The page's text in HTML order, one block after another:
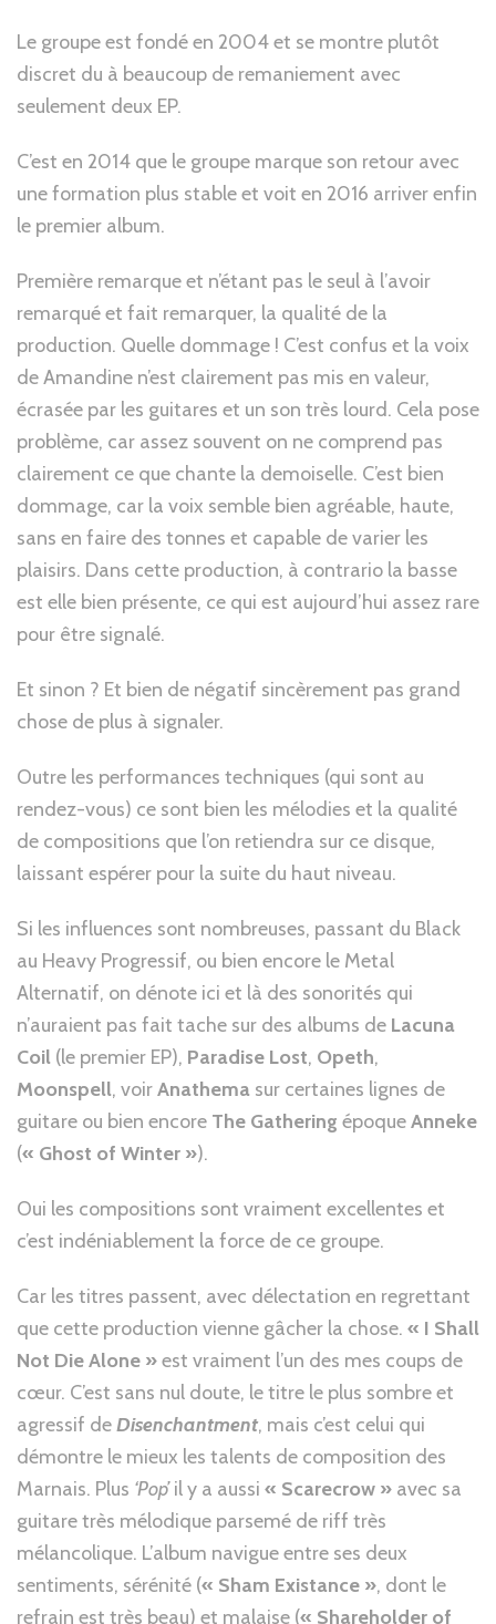
Le groupe est fondé en 2004 et se montre plutôt
discret du à beaucoup de remaniement avec
seulement deux EP.
C’est en 2014 que le groupe marque son retour avec
une formation plus stable et voit en 2016 arriver enfin
le premier album.
Première remarque et n’étant pas le seul à l’avoir
remarqué et fait remarquer, la qualité de la
production. Quelle dommage ! C’est confus et la voix
de Amandine n’est clairement pas mis en valeur,
écrasée par les guitares et un son très lourd. Cela pose
problème, car assez souvent on ne comprend pas
clairement ce que chante la demoiselle. C’est bien
dommage, car la voix semble bien agréable, haute,
sans en faire des tonnes et capable de varier les
plaisirs. Dans cette production, à contrario la basse
est elle bien présente, ce qui est aujourd’hui assez rare
pour être signalé.
Et sinon ? Et bien de négatif sincèrement pas grand
chose de plus à signaler.
Outre les performances techniques (qui sont au
rendez-vous) ce sont bien les mélodies et la qualité
de compositions que l’on retiendra sur ce disque,
laissant espérer pour la suite du haut niveau.
Si les influences sont nombreuses, passant du Black
au Heavy Progressif, ou bien encore le Metal
Alternatif, on dénote ici et là des sonorités qui
n’auraient pas fait tache sur des albums de Lacuna
Coil (le premier EP), Paradise Lost, Opeth,
Moonspell, voirAnathema sur certaines lignes de
guitare ou bien encore The Gathering époqueAnneke
(« Ghost of Winter »).
Oui les compositions sont vraiment excellentes et
c’est indéniablement la force de ce groupe.
Car les titres passent, avec délectation en regrettant
que cette production vienne gâcher la chose. « I Shall
Not Die Alone »est vraiment l’un des mes coups de
cœur. C’est sans nul doute, le titre le plus sombre et
agressif deDisenchantment, mais c’est celui qui
démontre le mieux les talents de composition des
Marnais. Plus ‘Pop’il y a aussi « Scarecrow » avec sa
guitare très mélodique parsemé de riff très
mélancolique. L’album navigue entre ses deux
sentiments, sérénité (« Sham Existance », dont le
refrain est très beau) et malaise (« Shareholder of